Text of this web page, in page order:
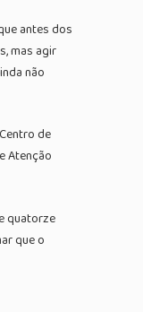
antes dos
mas agir
não
de
Atenção
quatorze
que o